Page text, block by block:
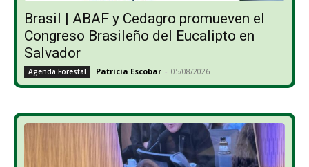
Brasil | ABAF y Cedagro promueven el
Congreso Brasileño del Eucalipto en
Salvador
Agenda Forestal Patricia Escobar - 05/08/2026